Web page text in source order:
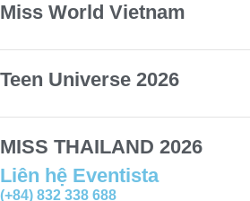
Miss World Vietnam
Teen Universe 2026
MISS THAILAND 2026
Liên hệ Eventista
(+84) 832 338 688